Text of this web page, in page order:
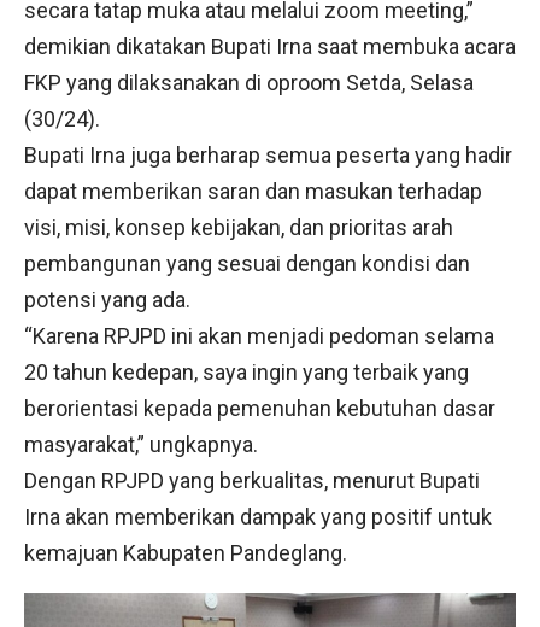
secara tatap muka atau melalui zoom meeting,”
demikian dikatakan Bupati Irna saat membuka acara
FKP yang dilaksanakan di oproom Setda, Selasa
(30/24).
Bupati Irna juga berharap semua peserta yang hadir
dapat memberikan saran dan masukan terhadap
visi, misi, konsep kebijakan, dan prioritas arah
pembangunan yang sesuai dengan kondisi dan
potensi yang ada.
“Karena RPJPD ini akan menjadi pedoman selama
20 tahun kedepan, saya ingin yang terbaik yang
berorientasi kepada pemenuhan kebutuhan dasar
masyarakat,” ungkapnya.
Dengan RPJPD yang berkualitas, menurut Bupati
Irna akan memberikan dampak yang positif untuk
kemajuan Kabupaten Pandeglang.